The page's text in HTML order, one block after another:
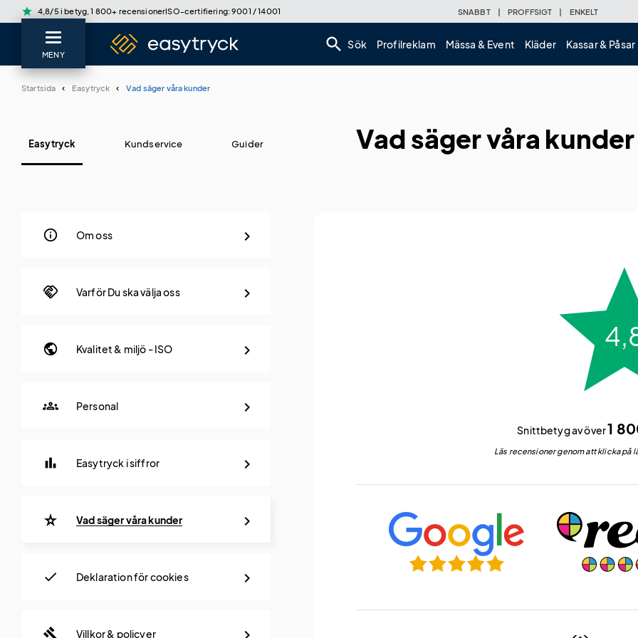
star 4,8/5 i betyg, 1 800+ recensionerISO-certifiering: 9001 / 14001 SNABBT | PROFFSIGT | ENKELT
search Sök Profilreklam Mässa & Event Kläder Kassar & Påsar
MENY
Startsida Easytryck Vad säger våra kunder
Easytryck Kundservice Guider
info Om oss
handshake Varför Du ska välja oss
public Kvalitet & miljö - ISO
groups Personal
bar_chart Easytryck i siffror
star_rate Vad säger våra kunder
check Deklaration för cookies
gavel Villkor & policyer
Vad säger våra kunder
Snittbetyg av över1
Läs recensioner genom att klicka på